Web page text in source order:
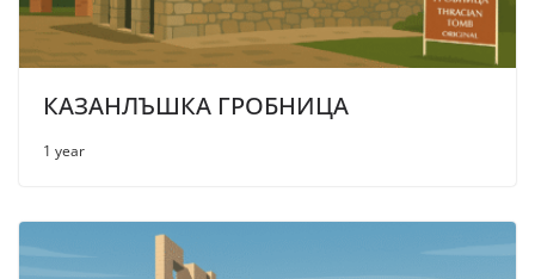
КАЗАНЛЪШКА ГРОБНИЦА
1 year